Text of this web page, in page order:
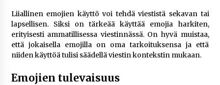
Liiallinen emojien käyttö voi tehdä viestistä sekavan tai
lapsellisen. Siksi on tärkeää käyttää emojia harkiten,
erityisesti ammatillisessa viestinnässä. On hyvä muistaa,
että jokaisella emojilla on oma tarkoituksensa ja että
niiden käyttöä tulisi säädellä viestin kontekstin mukaan.
Emojien tulevaisuus